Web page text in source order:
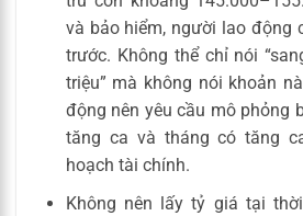
và bảo hiểm, người lao động
trước. Không thể chỉ nói
triệu” mà không nói khoản
động nên yêu cầu mô phỏng
tăng ca và tháng có tăng
hoạch tài chính.
Không nên lấy tỷ giá tại